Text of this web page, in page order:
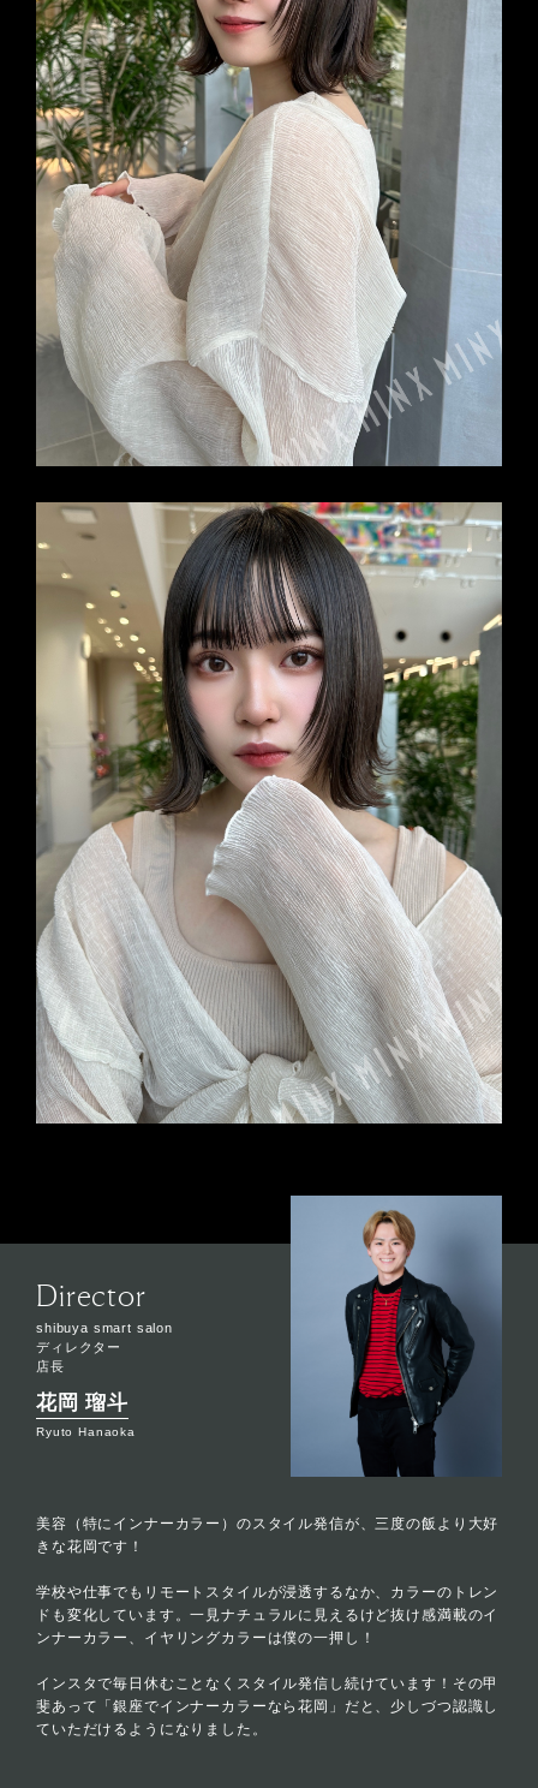
Director
shibuya smart salon
ディレクター
店長
花岡 瑠斗
Ryuto Hanaoka
美容（特にインナーカラー）のスタイル発信が、三度の飯より大好
きな花岡です！
学校や仕事でもリモートスタイルが浸透するなか、カラーのトレン
ドも変化しています。一見ナチュラルに見えるけど抜け感満載のイ
ンナーカラー、イヤリングカラーは僕の一押し！
インスタで毎日休むことなくスタイル発信し続けています！その甲
斐あって「銀座でインナーカラーなら花岡」だと、少しづつ認識し
ていただけるようになりました。